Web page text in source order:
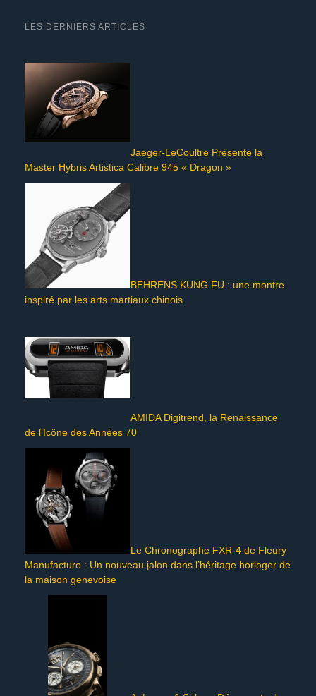
LES DERNIERS ARTICLES
Jaeger-LeCoultre Présente la
Master Hybris Artistica Calibre 945 « Dragon »
BEHRENS KUNG FU : une montre
inspiré par les arts martiaux chinois
AMIDA Digitrend, la Renaissance
de l’Icône des Années 70
Le Chronographe FXR-4 de Fleury
Manufacture : Un nouveau jalon dans l’héritage horloger de
la maison genevoise